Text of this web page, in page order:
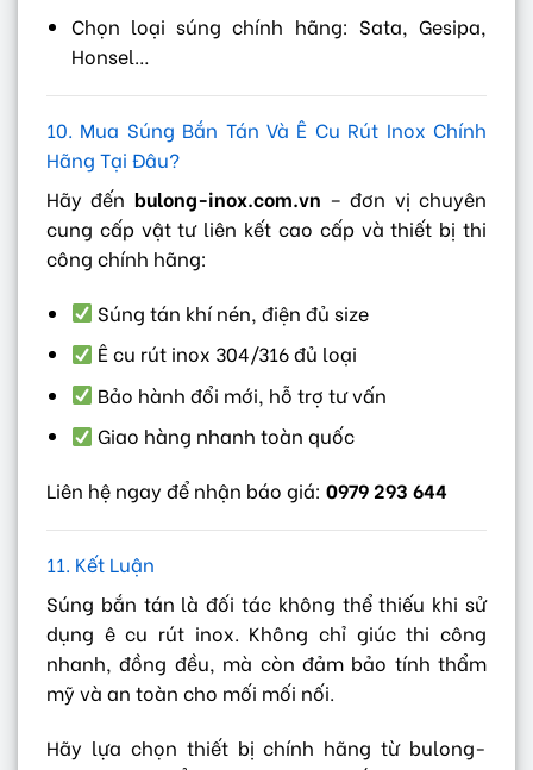
Chọn loại súng chính hãng: Sata, Gesipa,
Honsel…
10. Mua Súng Bắn Tán Và Ê Cu Rút Inox Chính
Hãng Tại Đâu?
Hãy đến bulong-inox.com.vn – đơn vị chuyên
cung cấp vật tư liên kết cao cấp và thiết bị thi
công chính hãng:
Súng tán khí nén, điện đủ size
Ê cu rút inox 304/316 đủ loại
Bảo hành đổi mới, hỗ trợ tư vấn
Giao hàng nhanh toàn quốc
Liên hệ ngay để nhận báo giá: 0979 293 644
11. Kết Luận
Súng bắn tán là đối tác không thể thiếu khi sử
dụng ê cu rút inox. Không chỉ giúc thi công
nhanh, đồng đều, mà còn đảm bảo tính thẩm
mỹ và an toàn cho mối mối nối.
Hãy lựa chọn thiết bị chính hãng từ bulong-